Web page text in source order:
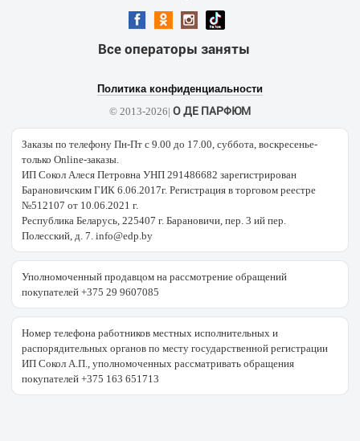
Все операторы заняты
Политика конфиденциальности
© 2013-2026| О ДЕ ПАРФЮМ
Заказы по телефону Пн-Пт с 9.00 до 17.00, суббота, воскресенье-
только Online-заказы.
ИП Сокол Алеся Петровна УНП 291486682 зарегистрирован
Барановичским ГИК 6.06.2017г. Регистрация в торговом реестре
№512107 от 10.06.2021 г.
Республика Беларусь, 225407 г. Барановичи, пер. 3 ий пер.
Полесский, д. 7. info@edp.by
Уполномоченный продавцом на рассмотрение обращений
покупателей +375 29 9607085
Номер телефона работников местных исполнительных и
распорядительных органов по месту государственной регистрации
ИП Сокол А.П., уполномоченных рассматривать обращения
покупателей +375 163 651713